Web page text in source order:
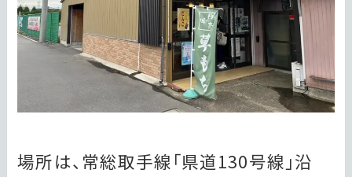
場所は、常総取手線「県道130号線」沿